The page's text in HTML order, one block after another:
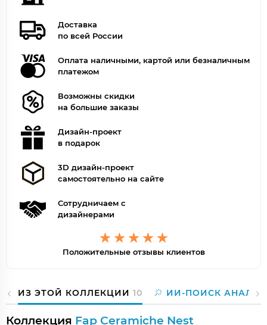
Доставка
по всей России
Оплата наличными, картой или безналичным
платежом
Возможны скидки
на большие заказы
Дизайн-проект
в подарок
3D дизайн-проект
самостоятельно на сайте
Сотрудничаем с
дизайнерами
Положительные отзывы клиентов
ИЗ ЭТОЙ КОЛЛЕКЦИИ 10 ИИ-ПОИСК
Коллекция Fap Ceramiche Nest